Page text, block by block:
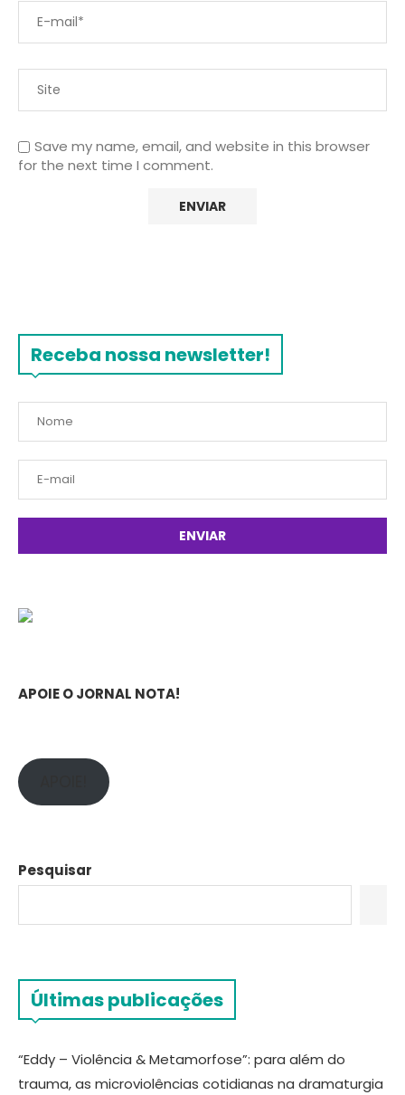
Save my name, email, and website in this browser
for the next time I comment.
Receba nossa newsletter!
APOIE O JORNAL NOTA!
Pesquisar
Últimas publicações
“Eddy – Violência & Metamorfose”: para além do
trauma, as microviolências cotidianas na dramaturgia